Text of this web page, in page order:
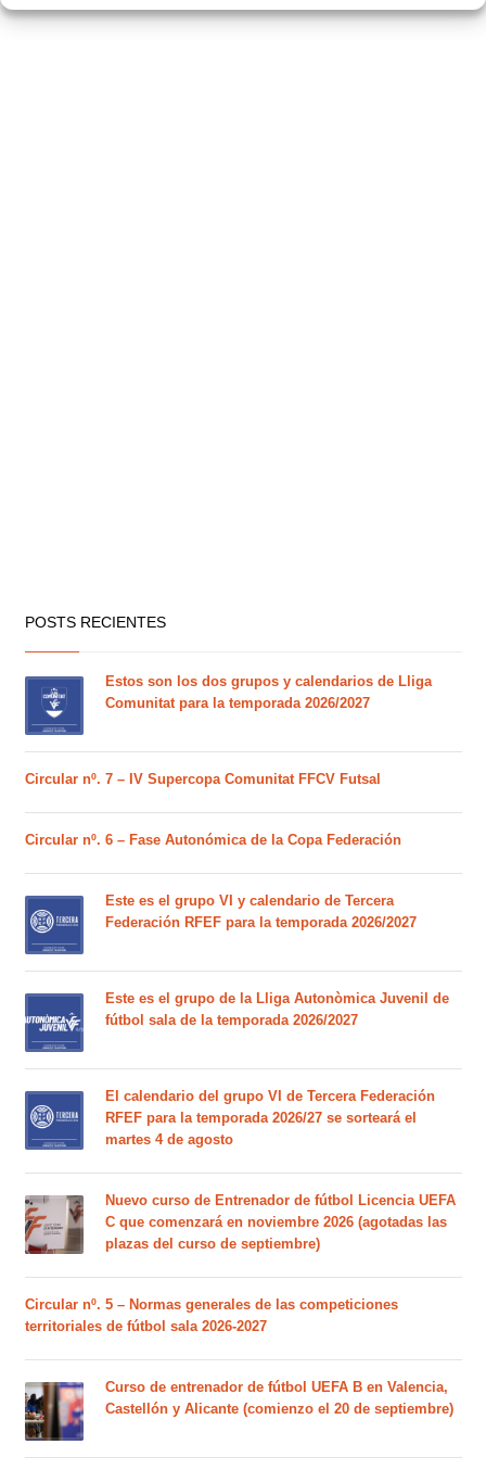
POSTS RECIENTES
Estos son los dos grupos y calendarios de Lliga
Comunitat para la temporada 2026/2027
Circular nº. 7 – IV Supercopa Comunitat FFCV Futsal
Circular nº. 6 – Fase Autonómica de la Copa Federación
Este es el grupo VI y calendario de Tercera
Federación RFEF para la temporada 2026/2027
Este es el grupo de la Lliga Autonòmica Juvenil de
fútbol sala de la temporada 2026/2027
El calendario del grupo VI de Tercera Federación
RFEF para la temporada 2026/27 se sorteará el
martes 4 de agosto
Nuevo curso de Entrenador de fútbol Licencia UEFA
C que comenzará en noviembre 2026 (agotadas las
plazas del curso de septiembre)
Circular nº. 5 – Normas generales de las competiciones
territoriales de fútbol sala 2026-2027
Curso de entrenador de fútbol UEFA B en Valencia,
Castellón y Alicante (comienzo el 20 de septiembre)